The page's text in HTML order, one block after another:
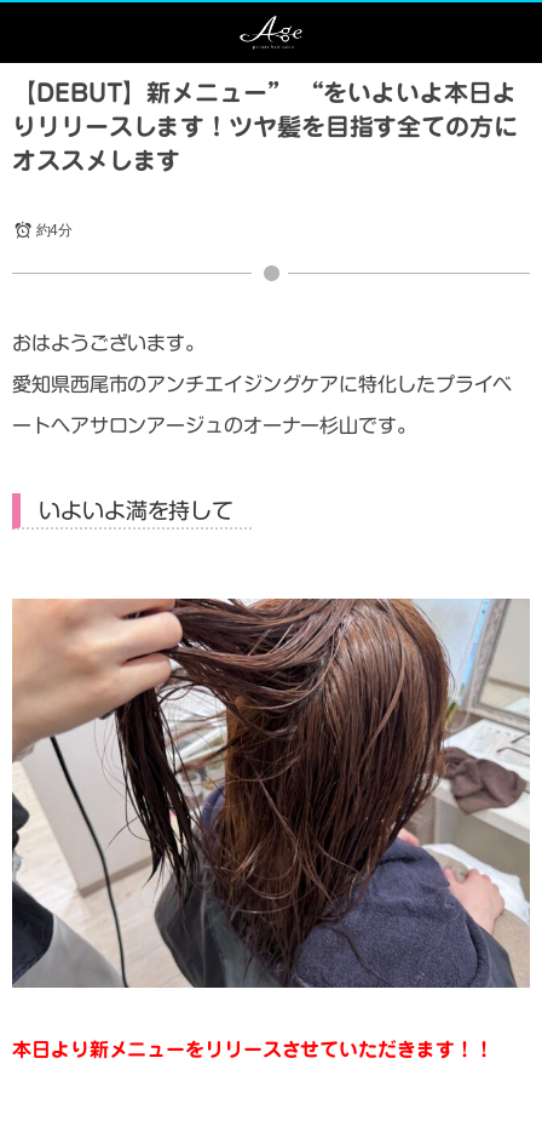
【DEBUT】新メニュー” “をいよいよ本日よ
りリリースします！ツヤ髪を目指す全ての方に
オススメします
約4分
おはようございます。
愛知県西尾市のアンチエイジングケアに特化したプライベ
ートヘアサロンアージュのオーナー杉山です。
いよいよ満を持して
本日より新メニューをリリースさせていただきます！！